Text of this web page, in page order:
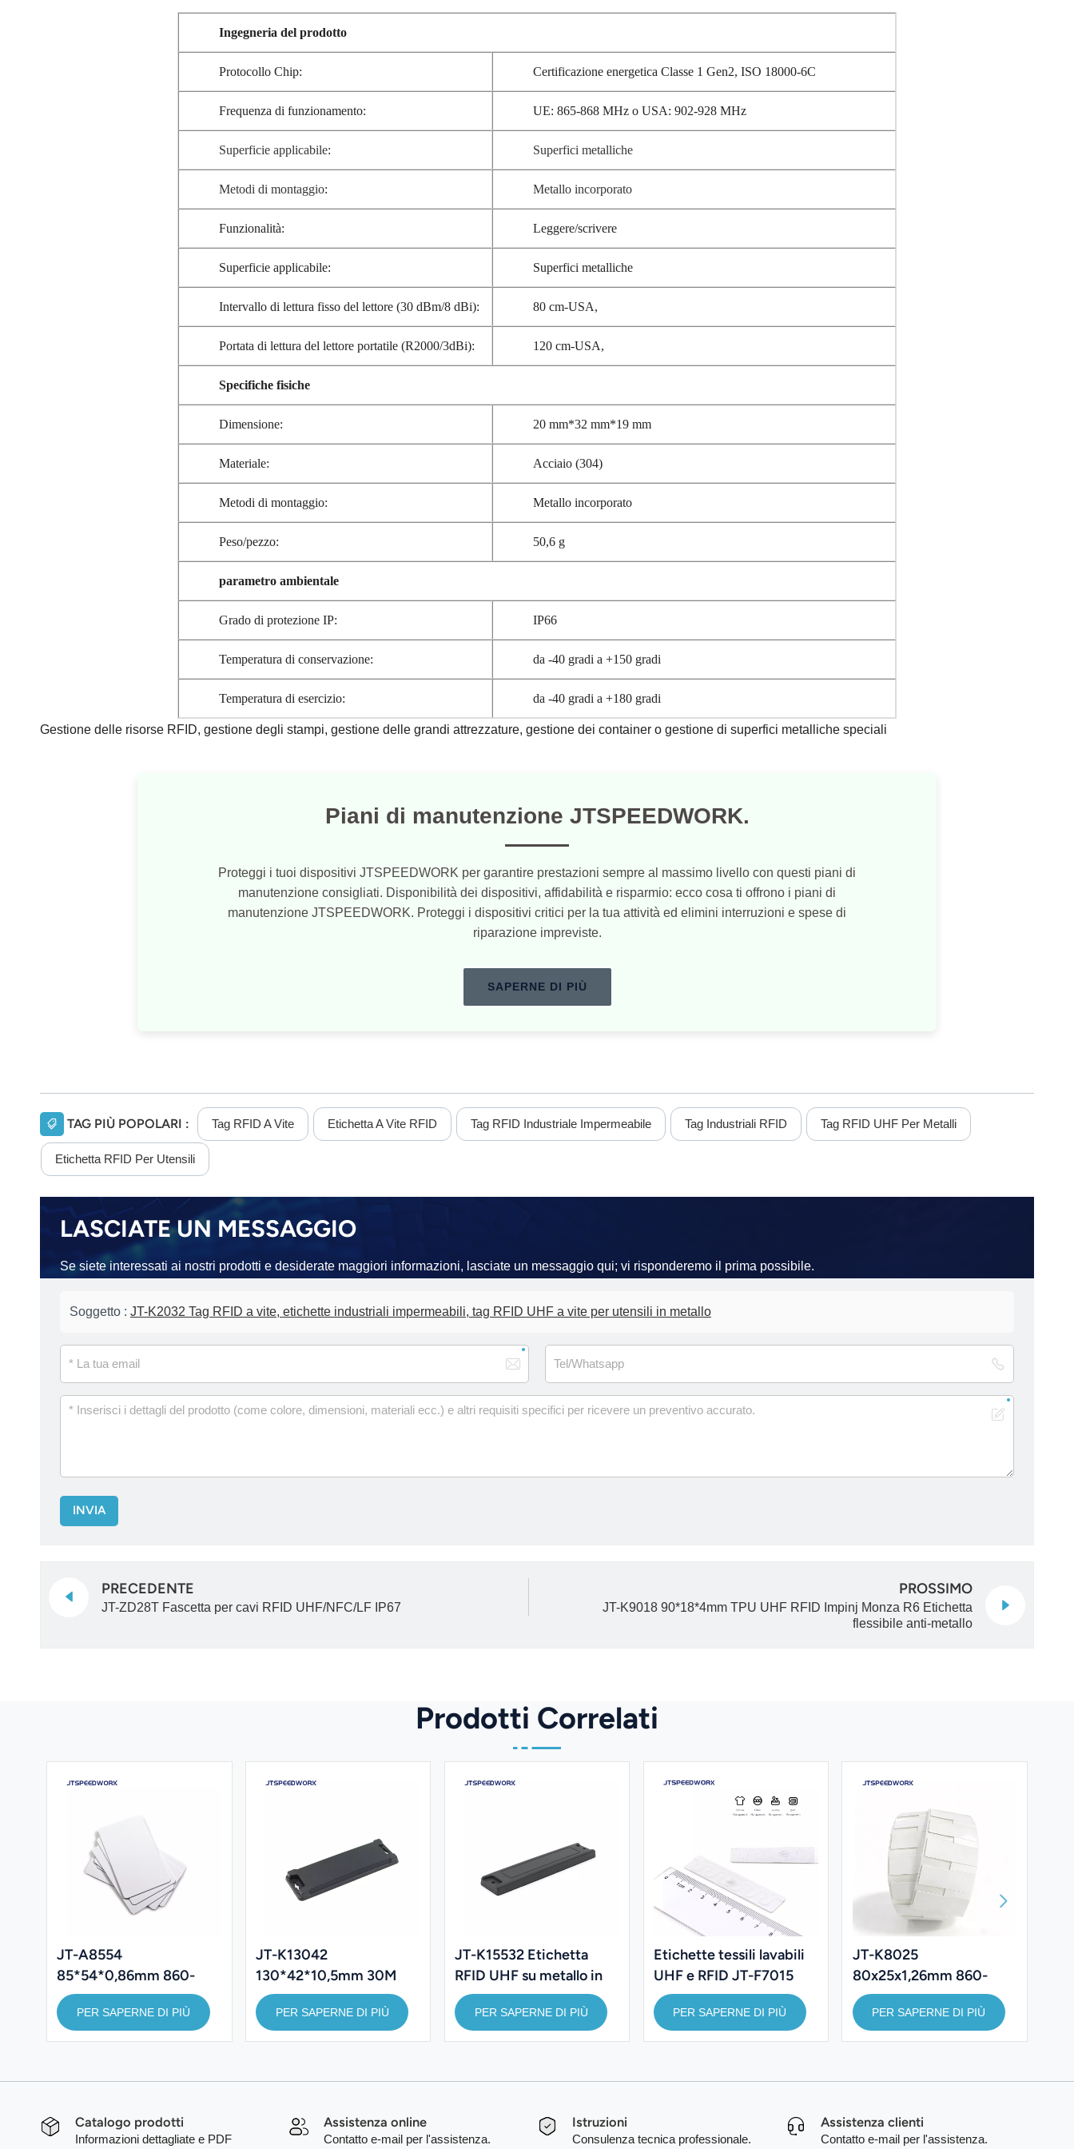
norsk
magyar
Ingegneria del prodotto
Protocollo Chip: Certificazione energetica Classe 1 Gen2, ISO 18000-6C
Frequenza di funzionamento: UE: 865-868 MHz o USA: 902-928 MHz
Superficie applicabile: Superfici metalliche
Metodi di montaggio: Metallo incorporato
Funzionalità: Leggere/scrivere
Superficie applicabile: Superfici metalliche
Intervallo di lettura fisso del lettore (30 dBm/8 dBi): 80 cm-USA,
Portata di lettura del lettore portatile (R2000/3dBi): 120 cm-USA,
Specifiche fisiche
Dimensione: 20 mm*32 mm*19 mm
Materiale: Acciaio (304)
Metodi di montaggio: Metallo incorporato
Peso/pezzo: 50,6 g
parametro ambientale
Grado di protezione IP: IP66
Temperatura di conservazione: da -40 gradi a +150 gradi
Temperatura di esercizio: da -40 gradi a +180 gradi
Gestione delle risorse RFID, gestione degli stampi, gestione delle grandi attrezzature, gestione dei container o gestione di superfici metalliche speciali
Piani di manutenzione JTSPEEDWORK.
Proteggi i tuoi dispositivi JTSPEEDWORK per garantire prestazioni sempre al massimo livello con questi piani di
manutenzione consigliati. Disponibilità dei dispositivi, affidabilità e risparmio: ecco cosa ti offrono i piani di
manutenzione JTSPEEDWORK. Proteggi i dispositivi critici per la tua attività ed elimini interruzioni e spese di
riparazione impreviste.
SAPERNE DI PIÙ
TAG PIÙ POPOLARI : Tag RFID A Vite Etichetta A Vite RFID Tag RFID Industriale Impermeabile Tag Industriali RFID Tag RFID UHF Per Metalli
Etichetta RFID Per Utensili
LASCIATE UN MESSAGGIO
Se siete interessati ai nostri prodotti e desiderate maggiori informazioni, lasciate un messaggio qui; vi risponderemo il prima possibile.
Soggetto : JT-K2032 Tag RFID a vite, etichette industriali impermeabili, tag RFID UHF a vite per utensili in metallo
INVIA
PRECEDENTE
JT-ZD28T Fascetta per cavi RFID UHF/NFC/LF IP67
PROSSIMO
JT-K9018 90*18*4mm TPU UHF RFID Impinj Monza R6 Etichetta
flessibile anti-metallo
Prodotti Correlati
JT-A8554
85*54*0,86mm 860-
960Mhz PVC UHF RFID
White Card
PER SAPERNE DI PIÙ
JT-K13042
130*42*10,5mm 30M
Long Distance UHF
Metal Tag /ABS RFID
Anti-metallo
PER SAPERNE DI PIÙ
JT-K15532 Etichetta
RFID UHF su metallo in
ABS, 155*32*3,5 mm
PER SAPERNE DI PIÙ
Etichette tessili lavabili
UHF e RFID JT-F7015
per biancheria.
PER SAPERNE DI PIÙ
JT-K8025
80x25x1,26mm 860-
960Mhz UHF Etichetta
RFID flessibile
stampabile su metallo
PER SAPERNE DI PIÙ
Catalogo prodotti
Informazioni dettagliate e PDF
Assistenza online
Contatto e-mail per l'assistenza.
Istruzioni
Consulenza tecnica professionale.
Assistenza clienti
Contatto e-mail per l'assistenza.